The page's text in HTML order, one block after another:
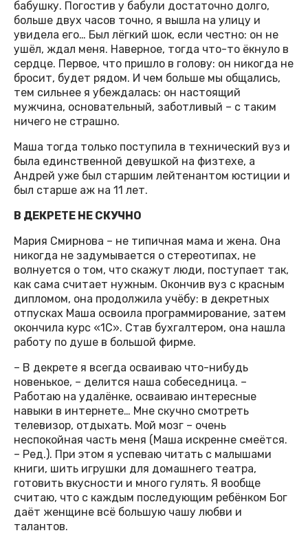
бабушку. Погостив у бабули достаточно долго,
больше двух часов точно, я вышла на улицу и
увидела его… Был лёгкий шок, если честно: он не
ушёл, ждал меня. Наверное, тогда что-то ёкнуло в
сердце. Первое, что пришло в голову: он никогда не
бросит, будет рядом. И чем больше мы общались,
тем сильнее я убеждалась: он настоящий
мужчина, основательный, заботливый – с таким
ничего не страшно.
Маша тогда только поступила в технический вуз и
была единственной девушкой на физтехе, а
Андрей уже был старшим лейтенантом юстиции и
был старше аж на 11 лет.
В ДЕКРЕТЕ НЕ СКУЧНО
Мария Смирнова – не типичная мама и жена. Она
никогда не задумывается о стереотипах, не
волнуется о том, что скажут люди, поступает так,
как сама считает нужным. Окончив вуз с красным
дипломом, она продолжила учёбу: в декретных
отпусках Маша освоила программирование, затем
окончила курс «1С». Став бухгалтером, она нашла
работу по душе в большой фирме.
– В декрете я всегда осваиваю что-нибудь
новенькое, – делится наша собеседница. –
Работаю на удалёнке, осваиваю интересные
навыки в интернете… Мне скучно смотреть
телевизор, отдыхать. Мой мозг – очень
неспокойная часть меня (Маша искренне смеётся.
– Ред.). При этом я успеваю читать с малышами
книги, шить игрушки для домашнего театра,
готовить вкусности и много гулять. Я вообще
считаю, что с каждым последующим ребёнком Бог
даёт женщине всё большую чашу любви и
талантов.